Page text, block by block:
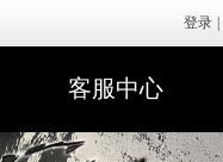
登录
客服中心